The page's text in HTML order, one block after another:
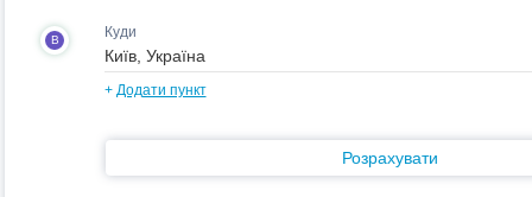
B Куди
+ Додати пункт
Розрахувати